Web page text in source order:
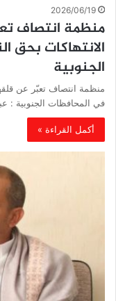
2026/06/19
منظمة انتصاف
الانتهاكات بحق
الجنوبية
منظمة انتصاف تعبّر عن
في المحافظات الجنوبية :
أكمل القراءة »